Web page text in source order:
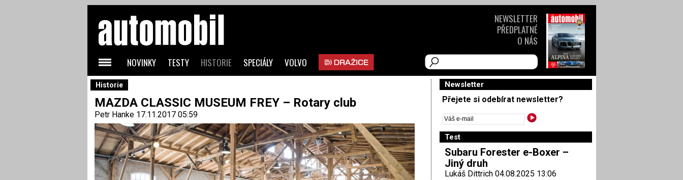
Historie
MAZDA CLASSIC MUSEUM FREY – Rotary club
Petr Hanke17.11.2017 05:59
Newsletter
Přejete si odebírat newsletter?
Test
Subaru Forester e-Boxer –
Jiný druh
Lukáš Dittrich 04.08.2025 13:06
NOVINKY TESTY HISTORIE SPECIÁLY VOLVO
NEWSLETTER
PŘEDPLATNÉ
O NÁS